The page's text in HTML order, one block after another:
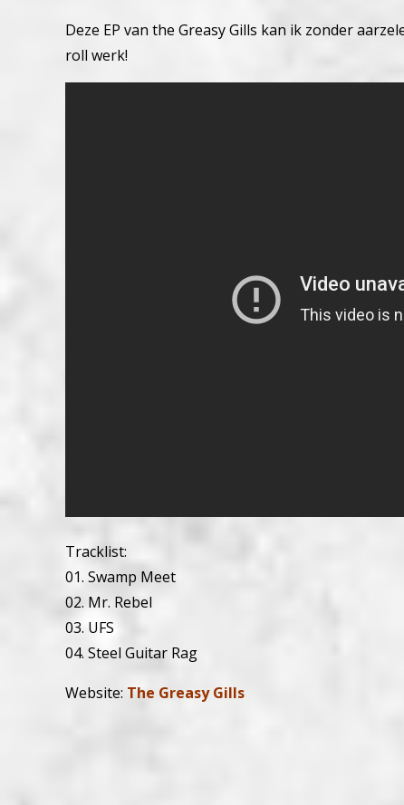
Deze EP van the Greasy Gills kan ik zonder
roll werk!
Tracklist:
01. Swamp Meet
02. Mr. Rebel
03. UFS
04. Steel Guitar Rag
Website: The Greasy Gills